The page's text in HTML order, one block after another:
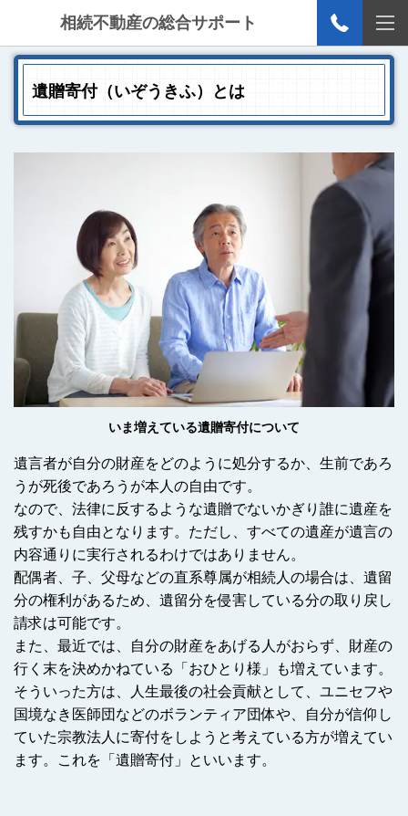
相続不動産の総合サポート
遺贈寄付（いぞうきふ）とは
いま増えている遺贈寄付について
遺言者が自分の財産をどのように処分するか、生前であろ
うが死後であろうが本人の自由です。
なので、法律に反するような遺贈でないかぎり誰に遺産を
残すかも自由となります。ただし、すべての遺産が遺言の
内容通りに実行されるわけではありません。
配偶者、子、父母などの直系尊属が相続人の場合は、遺留
分の権利があるため、遺留分を侵害している分の取り戻し
請求は可能です。
また、最近では、自分の財産をあげる人がおらず、財産の
行く末を決めかねている「おひとり様」も増えています。
そういった方は、人生最後の社会貢献として、ユニセフや
国境なき医師団などのボランティア団体や、自分が信仰し
ていた宗教法人に寄付をしようと考えている方が増えてい
ます。これを「遺贈寄付」といいます。